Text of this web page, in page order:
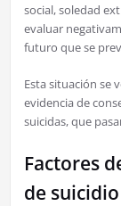
social, soledad
evaluar
futuro que se
Esta situación se
evidencia de
suicidas, que
Factores
de suicidio